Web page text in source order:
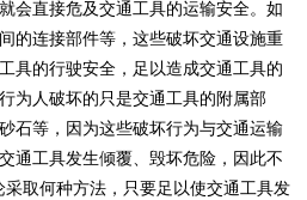
会直接危及交通工具的运输安全。如
的连接部件等，这些破坏交通设施重
具的行驶安全，足以造成交通工具的
为人破坏的只是交通工具的附属部
石等，因为这些破坏行为与交通运输
通工具发生倾覆、毁坏危险，因此不
取何种方法，只要足以使交通工具发